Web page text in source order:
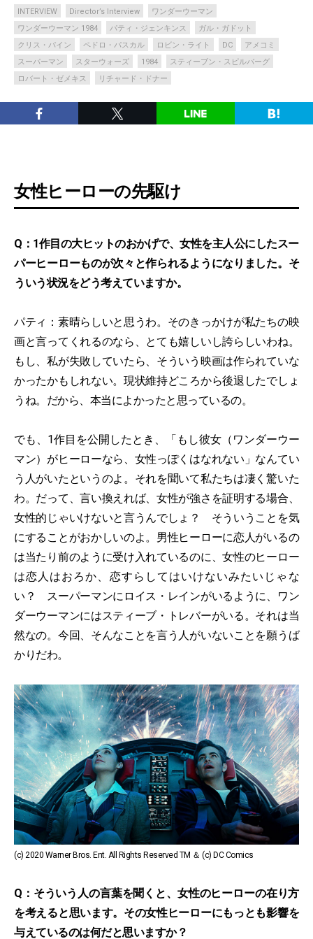
INTERVIEW Director’s Interview
ワンダーウーマン
ワンダーウーマン 1984
パティ・ジェンキンス
ガル・ガドット
クリス・パイン
ペドロ・パスカル ロビン・ライト DC
アメコミ
スーパーマン
スターウォーズ 1984
スティーブン・スピルバーグ
ロバート・ゼメキス
リチャード・ドナー
女性ヒーローの先駆け
Q：1作目の大ヒットのおかげで、女性を主人公にしたスー
パーヒーローものが次々と作られるようになりました。そ
ういう状況をどう考えていますか。
パティ：素晴らしいと思うわ。そのきっかけが私たちの映
画と言ってくれるのなら、とても嬉しいし誇らしいわね。
もし、私が失敗していたら、そういう映画は作られていな
かったかもしれない。現状維持どころから後退したでしょ
うね。だから、本当によかったと思っているの。
でも、1作目を公開したとき、「もし彼女（ワンダーウー
マン）がヒーローなら、女性っぽくはなれない」なんてい
う人がいたというのよ。それを聞いて私たちは凄く驚いた
わ。だって、言い換えれば、女性が強さを証明する場合、
女性的じゃいけないと言うんでしょ？ そういうことを気
にすることがおかしいのよ。男性ヒーローに恋人がいるの
は当たり前のように受け入れているのに、女性のヒーロー
は恋人はおろか、恋すらしてはいけないみたいじゃな
い？ スーパーマンにロイス・レインがいるように、ワン
ダーウーマンにはスティーブ・トレバーがいる。それは当
然なの。今回、そんなことを言う人がいないことを願うば
かりだわ。
(c) 2020 Warner Bros. Ent. All Rights Reserved TM ＆ (c) DC Comics
Q：そういう人の言葉を聞くと、女性のヒーローの在り方
を考えると思います。その女性ヒーローにもっとも影響を
与えているのは何だと思いますか？